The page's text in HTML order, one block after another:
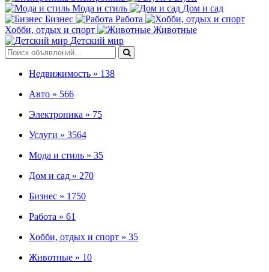
Мода и стиль
Дом и сад
Бизнес
Работа
Хобби, отдых и спорт
Животные
Детский мир
Недвижимость » 138
Авто » 566
Электроника » 75
Услуги » 3564
Мода и стиль » 35
Дом и сад » 270
Бизнес » 1750
Работа » 61
Хобби, отдых и спорт » 35
Животные » 10